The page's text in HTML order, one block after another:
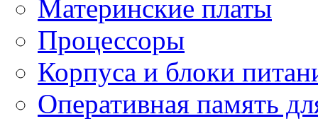
Материнские платы
Процессоры
Корпуса и блоки
Оперативная память